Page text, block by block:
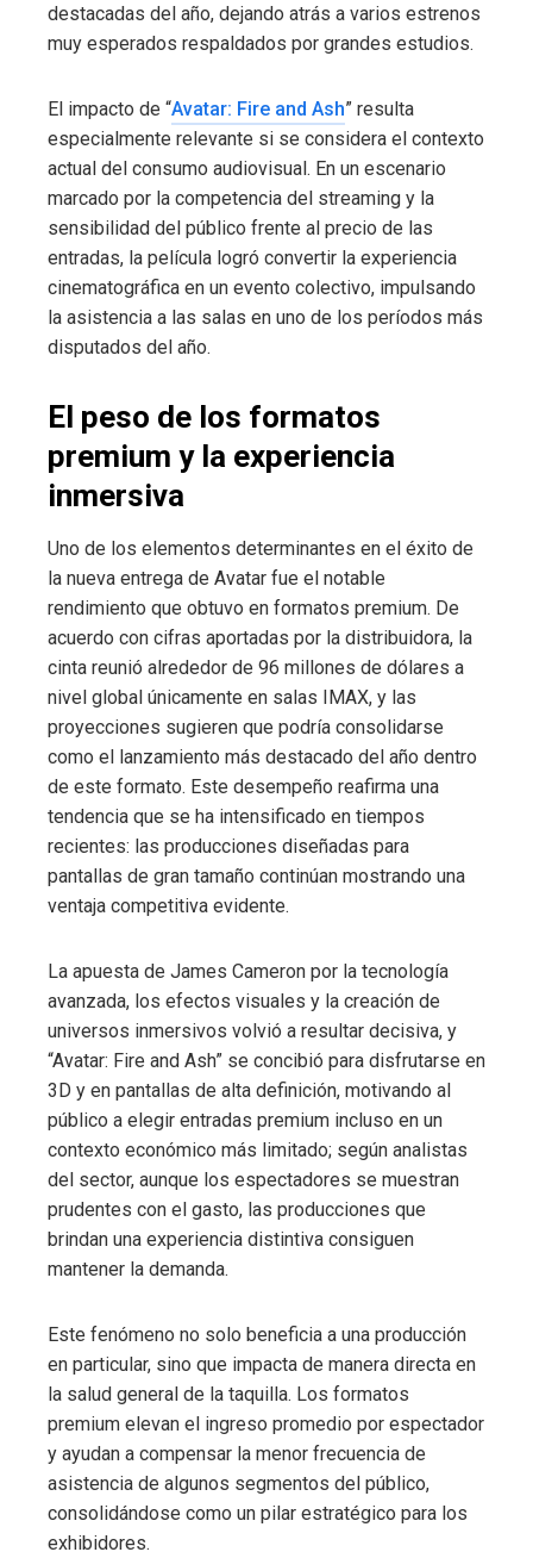
destacadas del año, dejando atrás a varios estrenos
muy esperados respaldados por grandes estudios.
El impacto de “Avatar: Fire and Ash” resulta
especialmente relevante si se considera el contexto
actual del consumo audiovisual. En un escenario
marcado por la competencia del streaming y la
sensibilidad del público frente al precio de las
entradas, la película logró convertir la experiencia
cinematográfica en un evento colectivo, impulsando
la asistencia a las salas en uno de los períodos más
disputados del año.
El peso de los formatos
premium y la experiencia
inmersiva
Uno de los elementos determinantes en el éxito de
la nueva entrega de Avatar fue el notable
rendimiento que obtuvo en formatos premium. De
acuerdo con cifras aportadas por la distribuidora, la
cinta reunió alrededor de 96 millones de dólares a
nivel global únicamente en salas IMAX, y las
proyecciones sugieren que podría consolidarse
como el lanzamiento más destacado del año dentro
de este formato. Este desempeño reafirma una
tendencia que se ha intensificado en tiempos
recientes: las producciones diseñadas para
pantallas de gran tamaño continúan mostrando una
ventaja competitiva evidente.
La apuesta de James Cameron por la tecnología
avanzada, los efectos visuales y la creación de
universos inmersivos volvió a resultar decisiva, y
“Avatar: Fire and Ash” se concibió para disfrutarse en
3D y en pantallas de alta definición, motivando al
público a elegir entradas premium incluso en un
contexto económico más limitado; según analistas
del sector, aunque los espectadores se muestran
prudentes con el gasto, las producciones que
brindan una experiencia distintiva consiguen
mantener la demanda.
Este fenómeno no solo beneficia a una producción
en particular, sino que impacta de manera directa en
la salud general de la taquilla. Los formatos
premium elevan el ingreso promedio por espectador
y ayudan a compensar la menor frecuencia de
asistencia de algunos segmentos del público,
consolidándose como un pilar estratégico para los
exhibidores.